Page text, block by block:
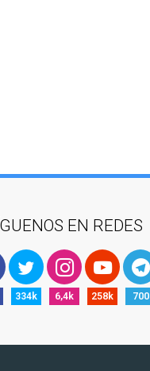
EN REDES
334k 6,4k 258k 700